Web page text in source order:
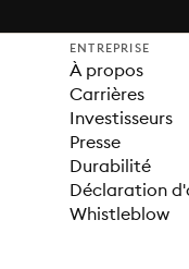
ENTREPRISE
À propos
Carrières
Investisseurs
Presse
Durabilité
Déclaration
Whistleblow